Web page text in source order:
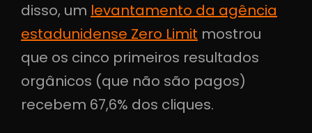
disso, um levantamento da agência
estadunidense Zero Limit mostrou
que os cinco primeiros resultados
orgânicos (que não são pagos)
recebem 67,6% dos cliques.